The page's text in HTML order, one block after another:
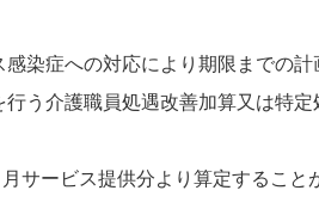
感染症への対応により期限までの
行う介護職員処遇改善加算又は特
サービス提供分より算定すること